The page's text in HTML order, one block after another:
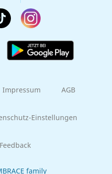
Impressum AGB
Einstellungen
family